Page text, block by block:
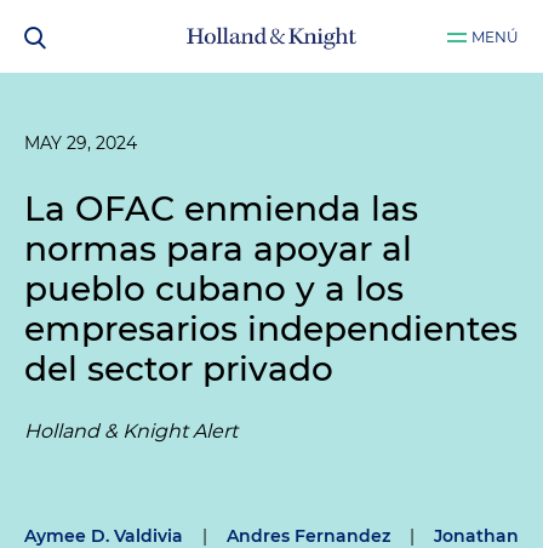
MENÚ
MAY 29, 2024
La OFAC enmienda las
normas para apoyar al
pueblo cubano y a los
empresarios independientes
del sector privado
Holland & Knight Alert
Aymee D. Valdivia | Andres Fernandez |
Jonathan